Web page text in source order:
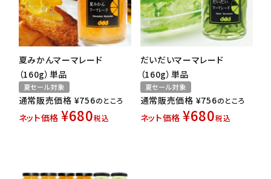
夏みかんマーマレード
（160g）単品
夏セール対象
通常販売価格 ¥756のところ
ネット価格 ¥680税込
だいだいマーマレード
（160g）単品
夏セール対象
通常販売価格 ¥756のところ
ネット価格 ¥680税込